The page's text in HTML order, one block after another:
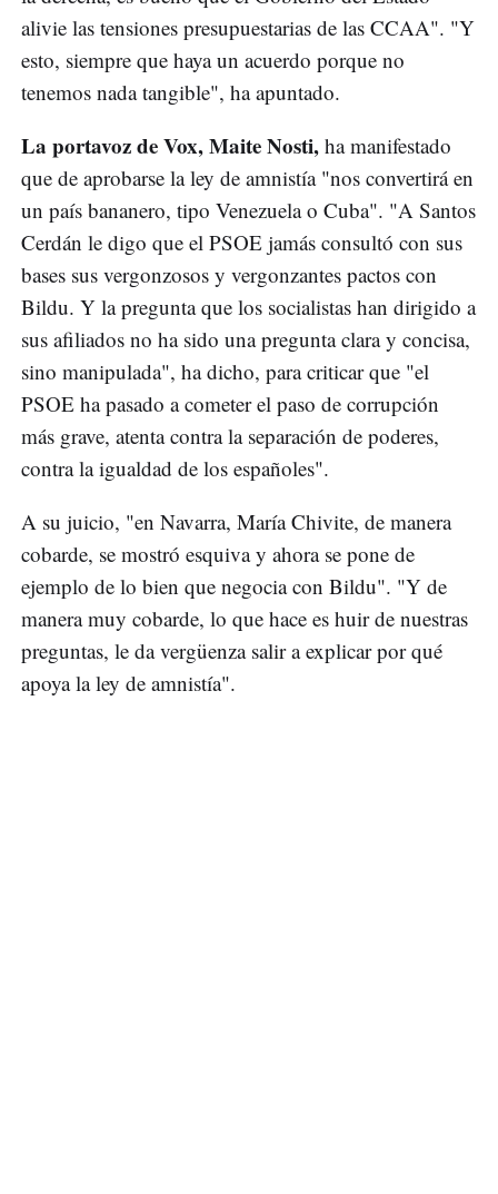
alivie las tensiones presupuestarias de las CCAA". "Y
esto, siempre que haya un acuerdo porque no
tenemos nada tangible", ha apuntado.
La portavoz de Vox, Maite Nosti, ha manifestado
que de aprobarse la ley de amnistía "nos convertirá en
un país bananero, tipo Venezuela o Cuba". "A Santos
Cerdán le digo que el PSOE jamás consultó con sus
bases sus vergonzosos y vergonzantes pactos con
Bildu. Y la pregunta que los socialistas han dirigido a
sus afiliados no ha sido una pregunta clara y concisa,
sino manipulada", ha dicho, para criticar que "el
PSOE ha pasado a cometer el paso de corrupción
más grave, atenta contra la separación de poderes,
contra la igualdad de los españoles".
A su juicio, "en Navarra, María Chivite, de manera
cobarde, se mostró esquiva y ahora se pone de
ejemplo de lo bien que negocia con Bildu". "Y de
manera muy cobarde, lo que hace es huir de nuestras
preguntas, le da vergüenza salir a explicar por qué
apoya la ley de amnistía".